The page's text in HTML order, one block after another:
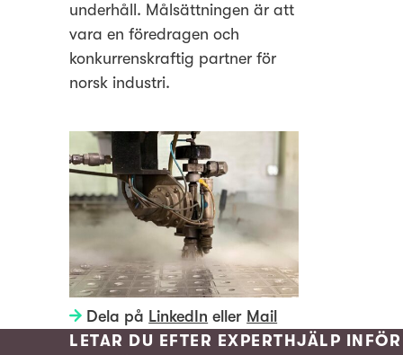
underhåll. Målsättningen är att
vara en föredragen och
konkurrenskraftig partner för
norsk industri.
Dela på LinkedIn eller Mail
LETAR DU EFTER EXPERTHJÄLP INFÖR